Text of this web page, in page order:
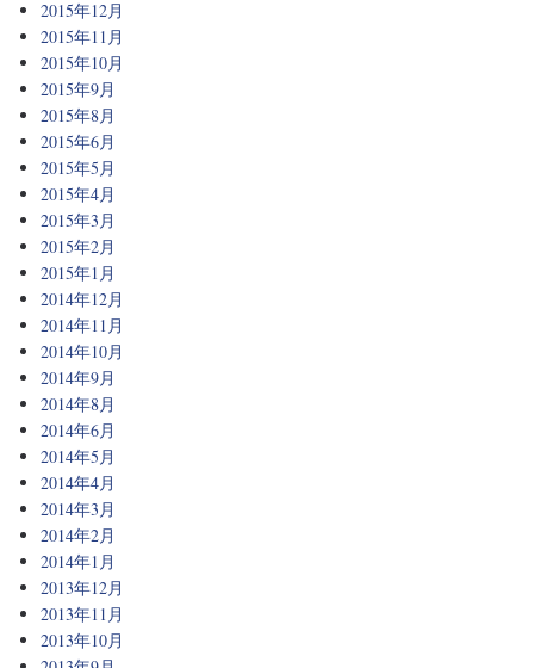
2015年12月
2015年11月
2015年10月
2015年9月
2015年8月
2015年6月
2015年5月
2015年4月
2015年3月
2015年2月
2015年1月
2014年12月
2014年11月
2014年10月
2014年9月
2014年8月
2014年6月
2014年5月
2014年4月
2014年3月
2014年2月
2014年1月
2013年12月
2013年11月
2013年10月